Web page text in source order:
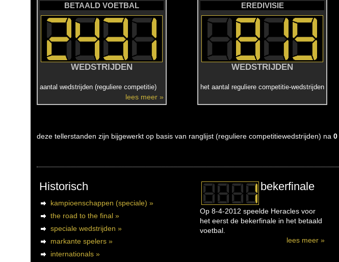
BETAALD VOETBAL
WEDSTRIJDEN
aantal wedstrijden (reguliere competitie)
lees meer »
EREDIVISIE
WEDSTRIJDEN
het aantal reguliere competitie-wedstrijden
deze tellerstanden zijn bijgewerkt op basis van ranglijst (reguliere competitiewedstrijden) na 0
Historisch
kampioenschappen (speciale) »
the road to the final »
speciale wedstrijden »
markante spelers »
internationals »
bekerfinale
Op 8-4-2012 speelde Heracles voor
het eerst de bekerfinale in het betaald
voetbal.
lees meer »